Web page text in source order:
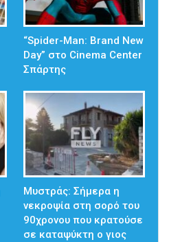
“Spider-Man: Brand New
Day” στο Cinema Center
Σπάρτης
Mυστράς: Σήμερα η
νεκροψία στη σορό του
90χρονου που κρατούσε
σε καταψύκτη ο γιος